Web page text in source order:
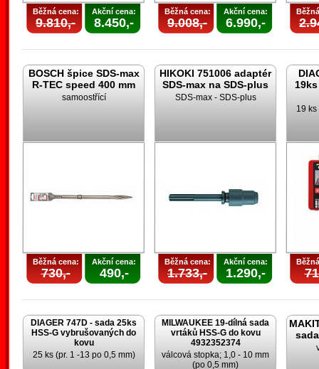
Běžná cena:
9.810,-
Akční cena:
8.450,-
Běžná cena:
9.008,-
Akční cena:
6.990,-
BOSCH špice SDS-max
R-TEC speed 400 mm
samoostřící
Běžná cena:
730,-
Akční cena:
490,-
HIKOKI 751006 adaptér
SDS-max na SDS-plus
SDS-max - SDS-plus
Běžná cena:
1.733,-
Akční cena:
1.290,-
19 ks
DIAGER 747D - sada 25ks
HSS-G vybrušovaných do
kovu
25 ks (pr. 1 -13 po 0,5 mm)
MILWAUKEE 19-dílná sada
vrtáků HSS-G do kovu
4932352374
válcová stopka; 1,0 - 10 mm
(po 0,5 mm)